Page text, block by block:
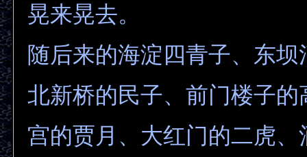
晃来晃去。
随后来的海淀四青子、东
北新桥的民子、前门楼子的
宫的贾月、大红门的二虎、